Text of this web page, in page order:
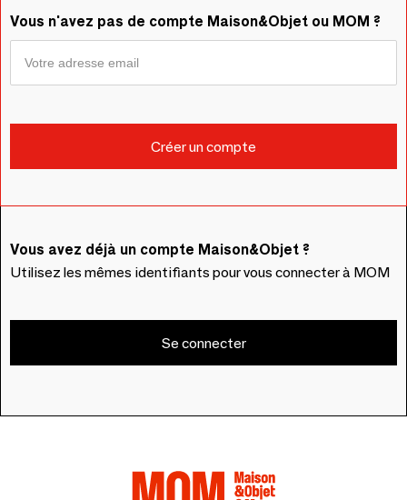
Vous n'avez pas de compte Maison&Objet ou MOM ?
Vous avez déjà un compte Maison&Objet ?
Utilisez les mêmes identifiants pour vous connecter à MOM
Se connecter